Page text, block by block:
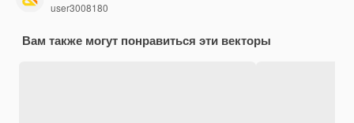
user3008180
Вам также могут понравиться эти векторы